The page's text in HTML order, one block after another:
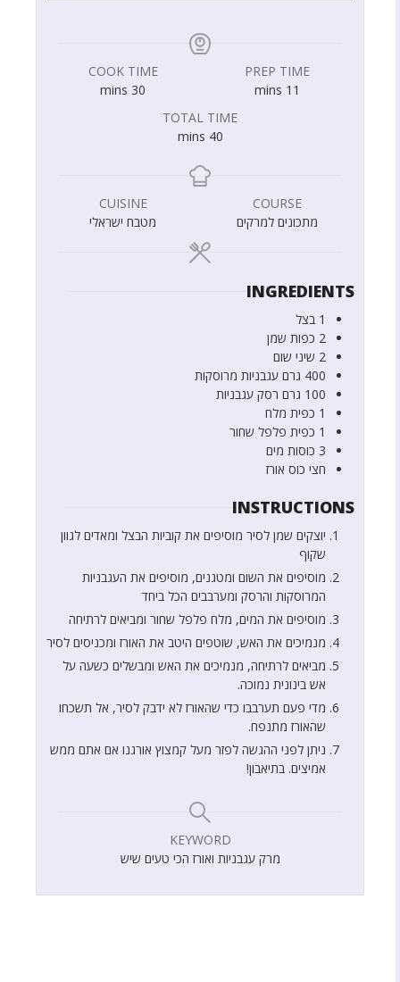
PREP TIME
11
mins
COOK TIME
30
mins
TOTAL TIME
40
mins
COURSE
מתכונים למרקים
CUISINE
מטבח ישראלי
INGREDIENTS
1 בצל
2 כפות שמן
2 שיני שום
400 גרם עגבניות מרוסקות
100 גרם רסק עגבניות
1 כפית מלח
1 כפית פלפל שחור
3 כוסות מים
חצי כוס אורז
INSTRUCTIONS
יוצקים שמן לסיר מוסיפים את קוביות הבצל ומאדים לגוון
שקוף
מוסיפים את השום ומטגנים, מוסיפים את העגבניות
המרוסקות והרסק ומערבבים הכל ביחד
מוסיפים את המים, מלח פלפל שחור ומביאים לרתיחה
מנמיכים את האש, שוטפים היטב את האורז ומכניסים לסיר
מביאים לרתיחה, מנמיכים את האש ומבשלים כשעה על
אש בינונית נמוכה.
מדי פעם תערבבו כדי שהאורז לא ידבק לסיר, אל תשכחו
שהאורז מתנפח.
ניתן לפני ההגשה לפזר מעל קמצוץ אורגנו אם אתם ממש
אמיצים. בתיאבון!
KEYWORD
מרק עגבניות ואורז הכי טעים שיש